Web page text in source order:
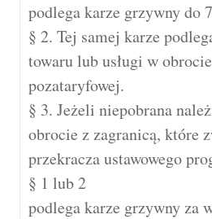
podlega karze grzywny do
§ 2. Tej samej karze
towaru lub usługi w
pozataryfowej.
§ 3. Jeżeli niepobrana
obrocie z zagranicą, które
przekracza ustawowego
§ 1 lub 2
podlega karze grzywny za